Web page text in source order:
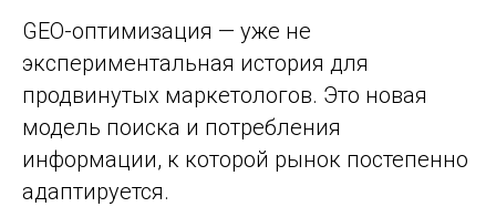
GEO-оптимизация — уже не
экспериментальная история для
продвинутых маркетологов. Это новая
модель поиска и потребления
информации, к которой рынок постепенно
адаптируется.